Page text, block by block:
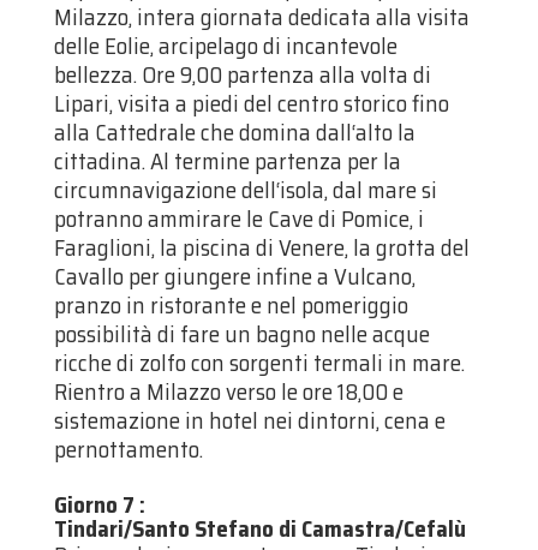
Milazzo, intera giornata dedicata alla visita
delle Eolie, arcipelago di incantevole
bellezza. Ore 9,00 partenza alla volta di
Lipari, visita a piedi del centro storico fino
alla Cattedrale che domina dall‘alto la
cittadina. Al termine partenza per la
circumnavigazione dell‘isola, dal mare si
potranno ammirare le Cave di Pomice, i
Faraglioni, la piscina di Venere, la grotta del
Cavallo per giungere infine a Vulcano,
pranzo in ristorante e nel pomeriggio
possibilità di fare un bagno nelle acque
ricche di zolfo con sorgenti termali in mare.
Rientro a Milazzo verso le ore 18,00 e
sistemazione in hotel nei dintorni, cena e
pernottamento.
Giorno 7 :
Tindari/Santo Stefano di Camastra/Cefalù